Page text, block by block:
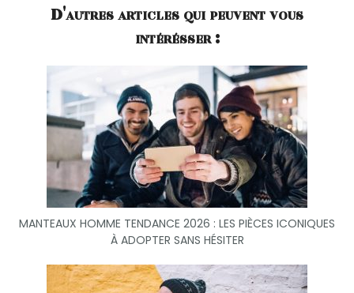
D'autres articles qui peuvent vous
intérésser :
MANTEAUX HOMME TENDANCE 2026 : LES PIÈCES ICONIQUES
À ADOPTER SANS HÉSITER